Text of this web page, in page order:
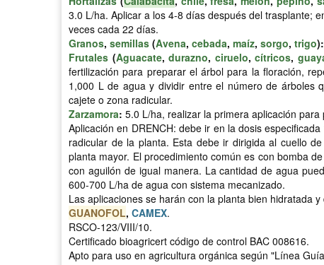
3.0 L/ha. Aplicar a los 4-8 días después del trasplante;
veces cada 22 días.
Granos, semillas (Avena, cebada, maíz, sorgo, trigo):
Frutales (Aguacate, durazno, ciruelo, cítricos,
fertilización para preparar el árbol para la floración,
1,000 L de agua y dividir entre el número de
cajete o zona radicular.
Zarzamora: 5.0 L/ha, realizar la primera aplicación
Aplicación en DRENCH: debe ir en la dosis
radicular de la planta. Esta debe ir dirigida al cuello
planta mayor. El procedimiento común es con bomba
con aguilón de igual manera. La cantidad de agua
600-700 L/ha de agua con sistema mecanizado.
Las aplicaciones se harán con la planta bien hidratada
GUANOFOL, CAMEX.
RSCO-123/VIII/10.
Certificado bioagricert código de control BAC 008616.
Apto para uso en agricultura orgánica según "Línea